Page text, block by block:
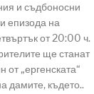
и съдбоносни
епизода на
от 20:00 ч.
ще станат
„ергенската“
дамите, където..